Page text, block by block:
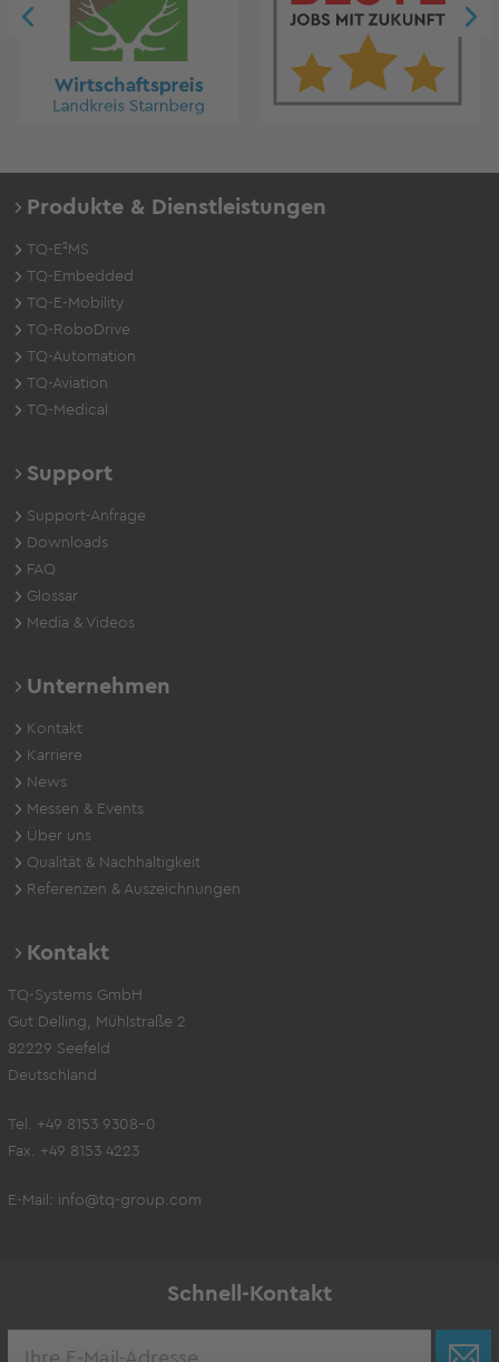
Produkte & Dienstleistungen
TQ-E²MS
TQ-Embedded
TQ-E-Mobility
TQ-RoboDrive
TQ-Automation
TQ-Aviation
TQ-Medical
Support
Support-Anfrage
Downloads
FAQ
Glossar
Media & Videos
Unternehmen
Kontakt
Karriere
News
Messen & Events
Über uns
Qualität & Nachhaltigkeit
Referenzen & Auszeichnungen
Kontakt
TQ-Systems GmbH
Gut Delling, Mühlstraße 2
82229 Seefeld
Deutschland
Tel. +49 8153 9308-0
Fax. +49 8153 4223
E-Mail: info@tq-group.com
Schnell-Kontakt